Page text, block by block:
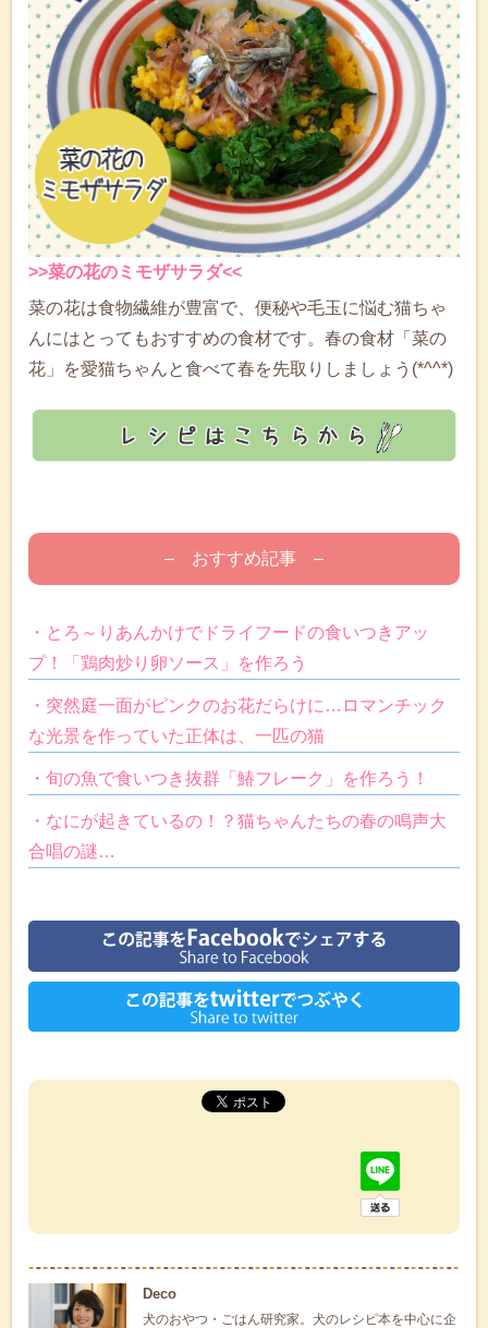
>>菜の花のミモザサラダ<<
菜の花は食物繊維が豊富で、便秘や毛玉に悩む猫ちゃ
んにはとってもおすすめの食材です。春の食材「菜の
花」を愛猫ちゃんと食べて春を先取りしましょう(*^^*)
– おすすめ記事 –
・とろ～りあんかけでドライフードの食いつきアッ
プ！「鶏肉炒り卵ソース」を作ろう
・突然庭一面がピンクのお花だらけに…ロマンチック
な光景を作っていた正体は、一匹の猫
・旬の魚で食いつき抜群「鰆フレーク」を作ろう！
・なにが起きているの！？猫ちゃんたちの春の鳴声大
合唱の謎…
Deco
犬のおやつ・ごはん研究家。犬のレシピ本を中心に企